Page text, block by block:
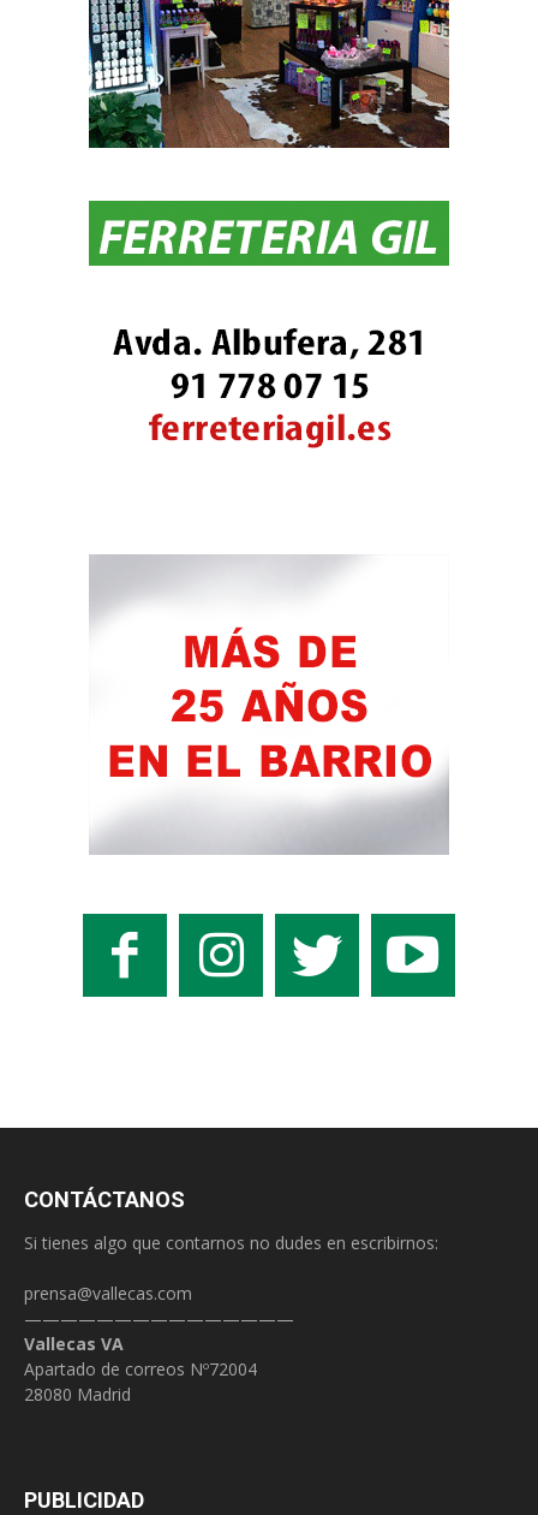
CONTÁCTANOS
Si tienes algo que contarnos no dudes en escribirnos:
prensa@vallecas.com
———————————————
Vallecas VA
Apartado de correos Nº72004
28080 Madrid
PUBLICIDAD